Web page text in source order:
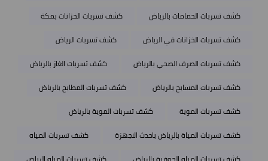
كشف تسربات الحمامات بالرياض
كشف تسربات الخزانات بمكة
كشف تسربات الخزانات في الرياض
كشف تسربات الرياض
كشف تسربات الصرف الصحي بالرياض
كشف تسربات الغاز بالرياض
كشف تسربات المسابح بالرياض
كشف تسربات المطابح بالرياض
كشف تسربات الموية
كشف تسربات الموية بالرياض
كشف تسربات المياة بالرياض باحدث الاجهزة
كشف تسربات المياه